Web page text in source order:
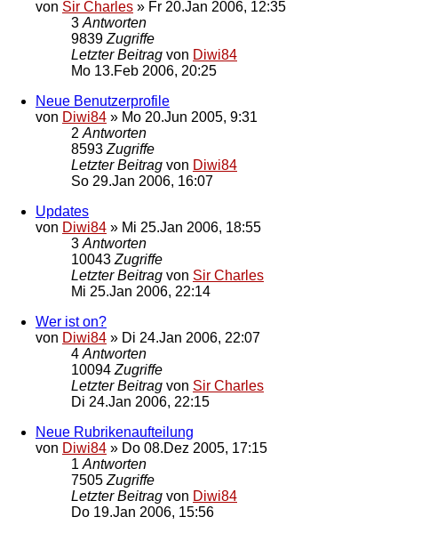
von Sir Charles » Fr 20.Jan 2006, 12:35
3 Antworten
9839 Zugriffe
Letzter Beitrag von Diwi84
Mo 13.Feb 2006, 20:25
Neue Benutzerprofile
von Diwi84 » Mo 20.Jun 2005, 9:31
2 Antworten
8593 Zugriffe
Letzter Beitrag von Diwi84
So 29.Jan 2006, 16:07
Updates
von Diwi84 » Mi 25.Jan 2006, 18:55
3 Antworten
10043 Zugriffe
Letzter Beitrag von Sir Charles
Mi 25.Jan 2006, 22:14
Wer ist on?
von Diwi84 » Di 24.Jan 2006, 22:07
4 Antworten
10094 Zugriffe
Letzter Beitrag von Sir Charles
Di 24.Jan 2006, 22:15
Neue Rubrikenaufteilung
von Diwi84 » Do 08.Dez 2005, 17:15
1 Antworten
7505 Zugriffe
Letzter Beitrag von Diwi84
Do 19.Jan 2006, 15:56